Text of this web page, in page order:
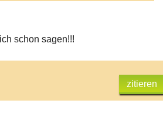
schon sagen!!!
zitieren